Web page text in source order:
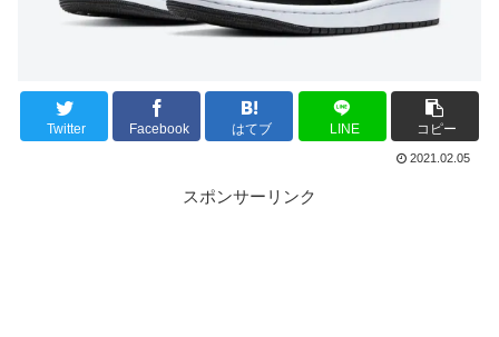
Twitter Facebook はてブ LINE コピー
2021.02.05
スポンサーリンク